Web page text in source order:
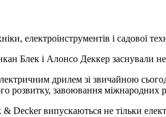
електроінструментів і садової
Блек і Алонсо Деккер заснували
дрилем зі звичайною
розвитку, завоювання міжнародних
випускаються не тільки